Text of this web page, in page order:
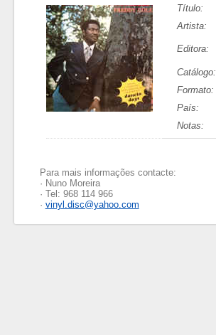
Título:
Artista:
Editora:
Catálogo:
Formato:
País:
Notas:
Para mais informações contacte:
· Nuno Moreira
· Tel: 968 114 966
· vinyl.disc@yahoo.com